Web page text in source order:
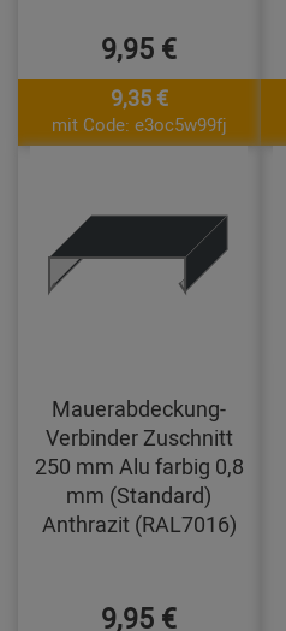
9,95 €
9,35 €
mit Code: e3oc5w99fj
Mauerabdeckung-
Verbinder Zuschnitt
250 mm Alu farbig 0,8
mm (Standard)
Anthrazit (RAL7016)
9,95 €